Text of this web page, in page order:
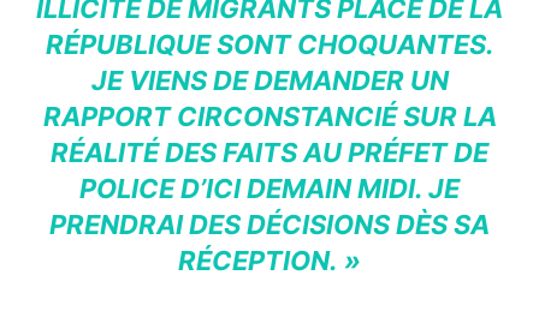
ILLICITE DE MIGRANTS PLACE DE LA
RÉPUBLIQUE SONT CHOQUANTES.
JE VIENS DE DEMANDER UN
RAPPORT CIRCONSTANCIÉ SUR LA
RÉALITÉ DES FAITS AU PRÉFET DE
POLICE D’ICI DEMAIN MIDI. JE
PRENDRAI DES DÉCISIONS DÈS SA
RÉCEPTION. »